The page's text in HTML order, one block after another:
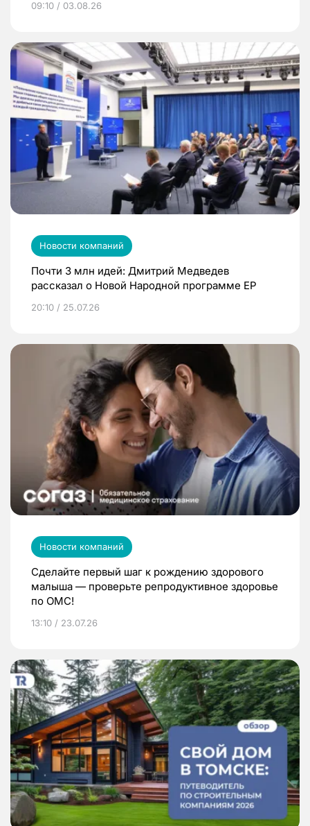
09:10 / 03.08.26
Новости компаний
Почти 3 млн идей: Дмитрий Медведев
рассказал о Новой Народной программе ЕР
20:10 / 25.07.26
Новости компаний
Сделайте первый шаг к рождению здорового
малыша — проверьте репродуктивное здоровье
по ОМС!
13:10 / 23.07.26